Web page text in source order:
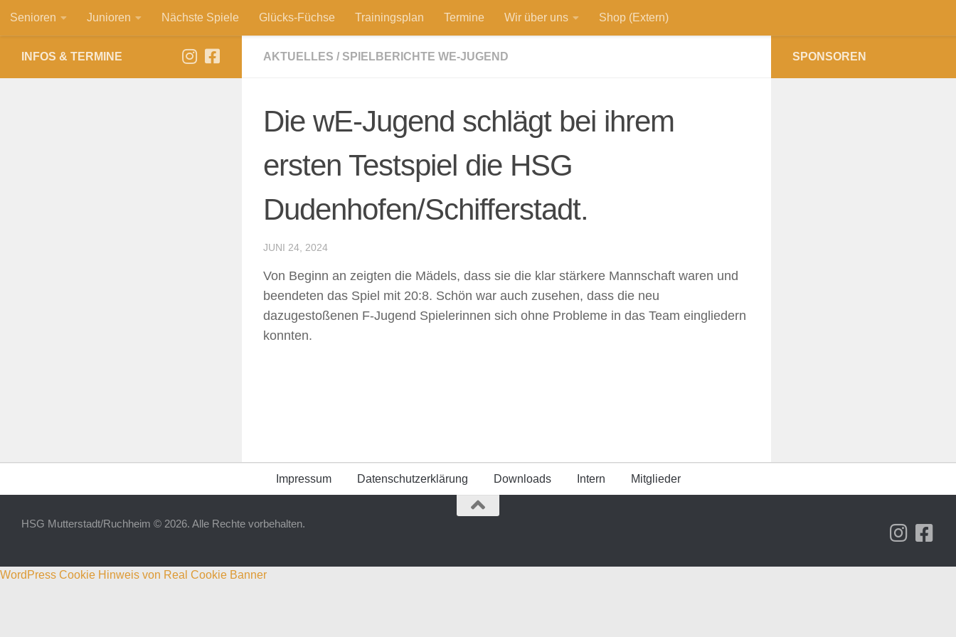
Zum Inhalt springen
Senioren Junioren Nächste Spiele Glücks-Füchse Trainingsplan Termine Wir über uns Shop (Extern)
AKTUELLES / SPIELBERICHTE WE-JUGEND
Die wE-Jugend schlägt bei ihrem
ersten Testspiel die HSG
Dudenhofen/Schifferstadt.
JUNI 24, 2024
Von Beginn an zeigten die Mädels, dass sie die klar stärkere Mannschaft waren und
beendeten das Spiel mit 20:8. Schön war auch zusehen, dass die neu
dazugestoßenen F-Jugend Spielerinnen sich ohne Probleme in das Team eingliedern
konnten.
INFOS & TERMINE SPONSOREN
Impressum Datenschutz­erklärung Downloads Intern Mitglieder
HSG Mutterstadt/Ruchheim © 2026. Alle Rechte vorbehalten.
WordPress Cookie Hinweis von Real Cookie Banner